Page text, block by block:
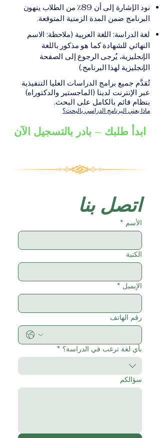
الإلكترونيقد يُطلب تقديم
مستندات إضافية حسب
البرنامج والمؤسسة التعليمية
الأكاديمية المناسبة للبرنامج،
والتي تصدر عن المؤسسة
التعليمية المسؤولة عن تقديم
البرنامج ضمن شبكة VBNN
Smart Education Group.
نود الإشارة إلى أن 89٪ من الطلاب ينهون
البرنامج ضمن المدة الزمنية المتوقعة.
لغة الدراسة: اللغة العربية (ملاحظة: الاسم
النهائي للشهادة كما هو مذكور باللغة
الإنجليزية، يُرجى الرجوع إلى الصفحة
الإنجليزية لهذا البرنامج.)
تُقدَّم جميع برامج الدراسات العليا التنفيذية
عبر الإنترنت لدينا (الماجستير والدكتوراه)
بنظام قائم بالكامل على البحث.
ماذا يعني البرنامج الدراسي بالبحث؟
ابدأ طلبك – بادر بالتسجيل الآن
اتصل بنا
الأسم *
الكنية
الإيميل *
رقم الهاتف
بأي لغة ترغب في الدراسة؟ *
سؤالكم